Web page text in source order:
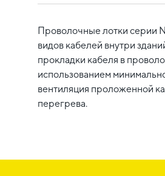
Проволочные лотки серии
видов кабелей внутри
прокладки кабеля в
использованием
вентиляция проложенной
перегрева.